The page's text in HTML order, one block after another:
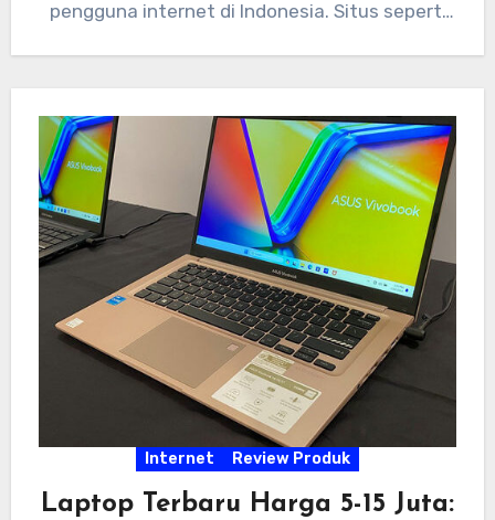
pengguna internet di Indonesia. Situs seperti
Internet Review Produk
Laptop Terbaru Harga 5-15 Juta: